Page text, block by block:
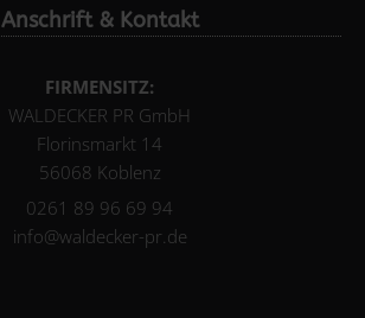
Anschrift & Kontakt
FIRMENSITZ:
WALDECKER PR GmbH
Florinsmarkt 14
56068 Koblenz
0261 89 96 69 94
info@waldecker-pr.de